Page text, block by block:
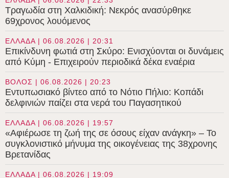
Τραγωδία στη Χαλκιδική: Νεκρός ανασύρθηκε
69χρονος λουόμενος
ΕΛΛΑΔΑ | 06.08.2026 | 20:31
Επικίνδυνη φωτιά στη Σκύρο: Ενισχύονται οι δυνάμεις
από Κύμη - Επιχειρούν περιοδικά δέκα εναέρια
ΒΟΛΟΣ | 06.08.2026 | 20:23
Εντυπωσιακό βίντεο από το Νότιο Πήλιο: Κοπάδι
δελφινιών παίζει στα νερά του Παγασητικού
ΕΛΛΑΔΑ | 06.08.2026 | 19:57
«Αφιέρωσε τη ζωή της σε όσους είχαν ανάγκη» – Το
συγκλονιστικό μήνυμα της οικογένειας της 38χρονης
Βρετανίδας
ΕΛΛΑΔΑ | 06.08.2026 | 19:09